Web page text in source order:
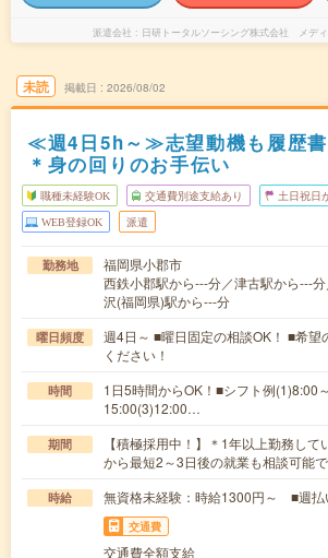
派遣会社 日研トータルソーシング株式会社 メデ
未読 掲載日 2026/08/02
≪週4日5h～≫志望動機も履歴書
＊身の回りのお手伝い
職種未経験OK 交通費別途支給あり 土日祝日
WEB登録OK 派遣
勤務地
福岡県小郡市
西鉄小郡駅から---分／津古駅から---
沢(福岡県)駅から---分
曜日頻度
週4日～ ■曜日固定の相談OK！ ■希望
ください！
時間
1日5時間からOK！■シフト例(1)8:00
15:00(3)12:00…
期間
【積極採用中！】＊1年以上勤務し
から最短2～3日後の就業も相談可能で
時給 無資格未経験：時給1300円～ ■週
交通費
交通費全額支給